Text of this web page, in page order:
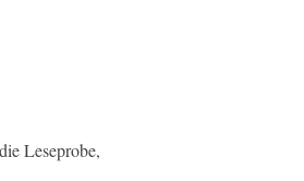
Leseprobe,